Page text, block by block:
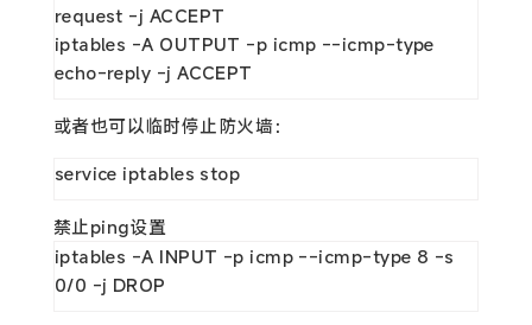
request -j ACCEPT
iptables -A OUTPUT -p icmp --icmp-type
echo-reply -j ACCEPT
或者也可以临时停止防火墙：
service iptables stop
禁止ping设置
iptables -A INPUT -p icmp --icmp-type 8 -s
0/0 -j DROP